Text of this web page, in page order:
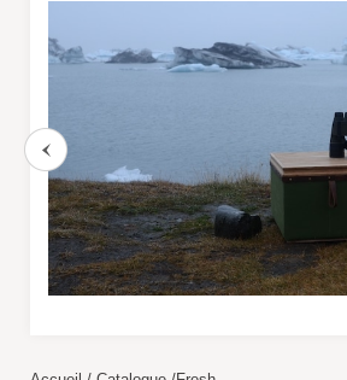
Lampes filaires
CUISINES ET PIQUE-